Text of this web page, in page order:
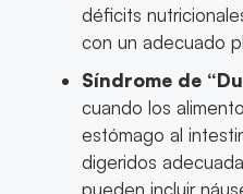
déficits
con un adecuado
Síndrome de
cuando los
estómago al
digeridos
pueden incluir